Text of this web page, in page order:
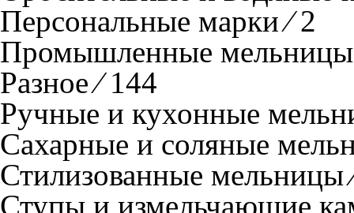
Персональные марки ⁄ 2
Промышленные мельницы
Разное ⁄ 144
Ручные и кухонные
Сахарные и соляные
Стилизованные мельницы
Ступы и измельчающие